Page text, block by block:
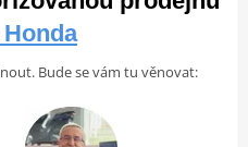
Bude se vám tu věnovat: